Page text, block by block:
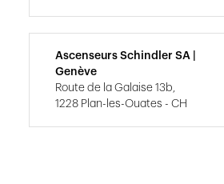
Ascenseurs Schindler SA |
Genève
Route de la Galaise 13b,
1228 Plan-les-Ouates - CH